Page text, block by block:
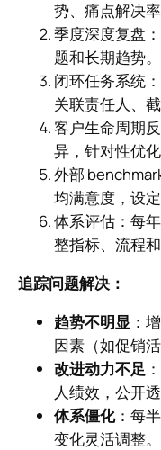
势、痛点解决
季度深度复盘
题和长期趋势。
闭环任务系统
关联责任人、
客户生命周期
异，针对性优
外部
均满意度，设定
体系评估：每
整指标、流程和
追踪问题解决：
趋势不明显 ：
因素（如促销
改进动力不足
人绩效，公开
体系僵化：每
变化灵活调整。